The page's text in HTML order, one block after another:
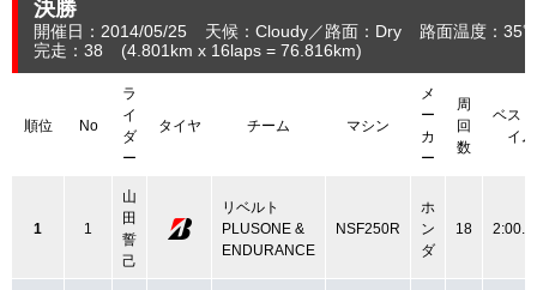
決勝
開催日：2014/05/25 天候：Cloudy 路面：Dry
路面温度：35℃
完走：38
(4.801 km x 16laps = 76.816km)
順位 No
ラ
イ
ダ
ー
タイヤ チーム マシン
メ
ー
カ
ー
周
回
数
ベス
イム
1 1
山
田
誓
己
リベルト
PLUSONE &
ENDURANCE
NSF250R
ホ
ン
ダ
18